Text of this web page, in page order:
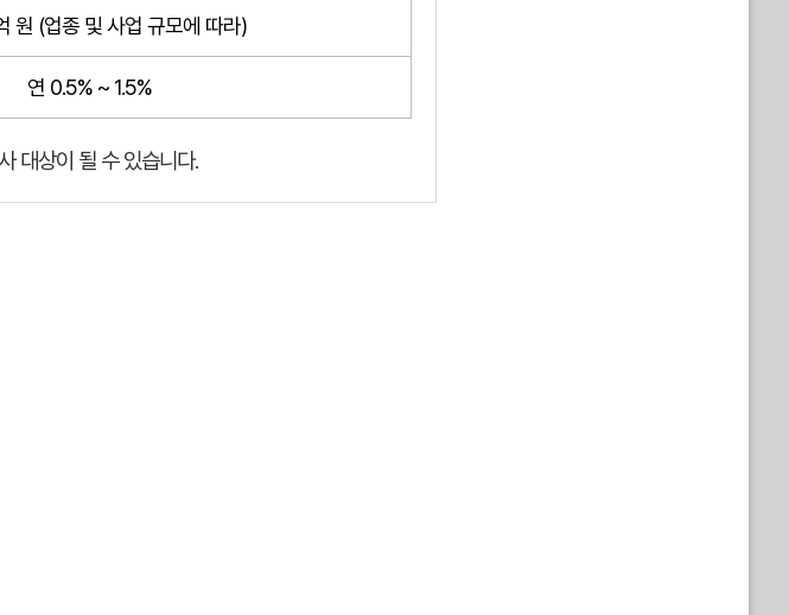
원 (업종 및 사업 규모에 따라)
연 0.5% ~ 1.5%
대상이 될 수 있습니다.